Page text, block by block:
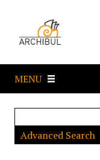
e
a
MENU
Advanced Search